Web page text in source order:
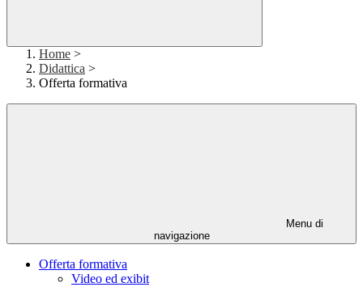
Home >
Didattica >
Offerta formativa
Menu di
navigazione
Offerta formativa
Video ed exibit